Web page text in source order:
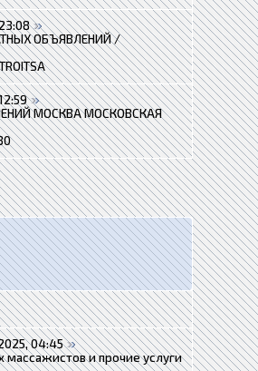
ОБЪЯВЛЕНИЙ /
МОСКВА МОСКОВСКАЯ
04:45
массажистов и прочие услуги